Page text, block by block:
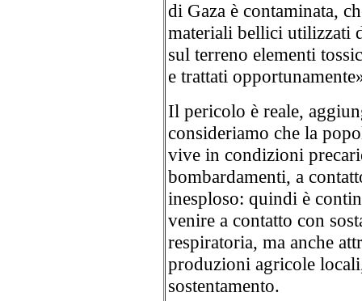
di Gaza è contaminata,
materiali bellici utilizzati
sul terreno elementi
e trattati
Il pericolo è reale,
consideriamo che la
vive in condizioni
bombardamenti, a
inesploso: quindi è
venire a contatto con
respiratoria, ma anche
produzioni agricole
sostentamento.